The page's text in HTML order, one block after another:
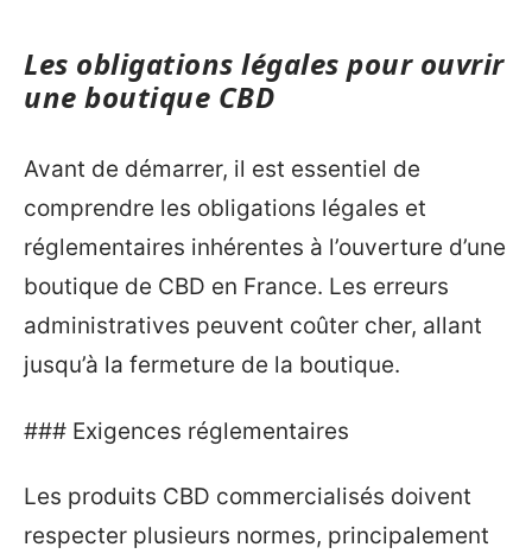
Les obligations légales pour ouvrir
une boutique CBD
Avant de démarrer, il est essentiel de
comprendre les obligations légales et
réglementaires inhérentes à l’ouverture d’une
boutique de CBD en France. Les erreurs
administratives peuvent coûter cher, allant
jusqu’à la fermeture de la boutique.
### Exigences réglementaires
Les produits CBD commercialisés doivent
respecter plusieurs normes, principalement